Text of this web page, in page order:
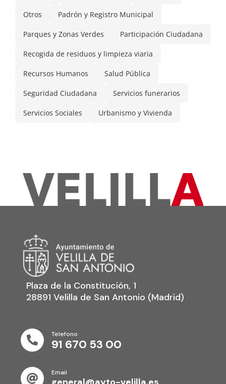
Otros Padrón y Registro Municipal
Parques y Zonas Verdes Participación Ciudadana
Recogida de residuos y limpieza viaria
Recursos Humanos Salud Pública
Seguridad Ciudadana Servicios funerarios
Servicios Sociales Urbanismo y Vivienda
Plaza de la Constitución, 1
28891 Velilla de San Antonio (Madrid)

Telefono
91 670 53 00

Email